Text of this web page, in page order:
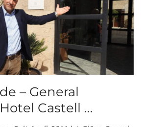
– General
Castell ...